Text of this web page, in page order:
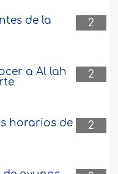
2
de la
2
a Al lah
2
horarios de